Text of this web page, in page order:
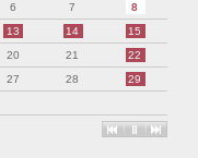
6 7
8
13 14
15
20 21
22
27 28
29